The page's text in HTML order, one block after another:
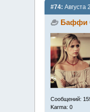
#74: Августа
Баффи
Сообщений:
Karma: 0